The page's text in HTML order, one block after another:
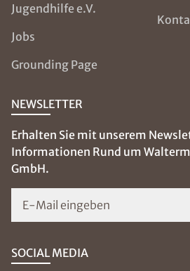
Jugendhilfe e.V.
Jobs
Grounding Page
NEWSLETTER
Erhalten Sie mit unserem
Informationen Rund um
GmbH.
E-Mail eingeben
SOCIAL MEDIA